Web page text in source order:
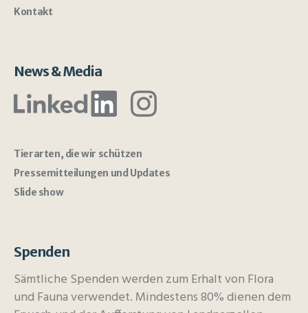
Kontakt
News & Media
Tierarten, die wir schützen
Pressemitteilungen und Updates
Slide show
Spenden
Sämtliche Spenden werden zum Erhalt von Flora
und Fauna verwendet. Mindestens 80% dienen dem